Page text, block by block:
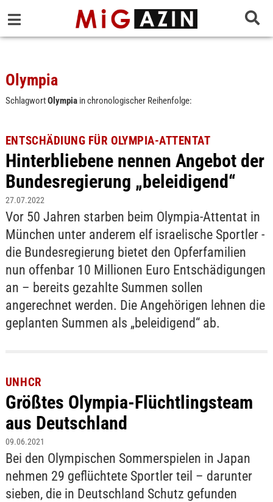
Olympia
SchlagwortOlympiain chronologischer Reihenfolge:
ENTSCHÄDIUNG FÜR OLYMPIA-ATTENTAT
Hinterbliebene nennen Angebot der
Bundesregierung „beleidigend“
27.07.2022
Vor 50 Jahren starben beim Olympia-Attentat in
München unter anderem elf israelische Sportler -
die Bundesregierung bietet den Opferfamilien
nun offenbar 10 Millionen Euro Entschädigungen
an – bereits gezahlte Summen sollen
angerechnet werden. Die Angehörigen lehnen die
geplanten Summen als „beleidigend“ ab.
UNHCR
Größtes Olympia-Flüchtlingsteam
aus Deutschland
09.06.2021
Bei den Olympischen Sommerspielen in Japan
nehmen 29 geflüchtete Sportler teil – darunter
sieben, die in Deutschland Schutz gefunden